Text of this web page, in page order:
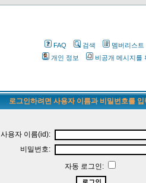
FAQ 검색 멤버리스트
개인 정보
비공개 메시지를
로그인하려면 사용자 이름과 비밀번호를
사용자 이름(id):
비밀번호:
자동 로그인: